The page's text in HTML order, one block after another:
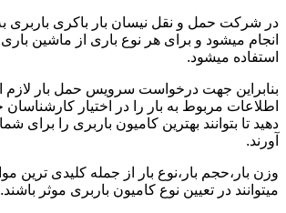
در شرکت حمل و نقل نیسان بار باکری
انجام میشود و برای هر نوع باری از ماشین
استفاده میشود.
بنابراین جهت درخواست سرویس حمل بار
اطلاعات مربوط به بار را در اختیار
دهید تا بتوانند بهترین کامیون باربری را برای
آورند.
وزن بار،حجم بار،نوع بار از جمله کلیدی ترین
میتوانند در تعیین نوع کامیون باربری موثر باشند.